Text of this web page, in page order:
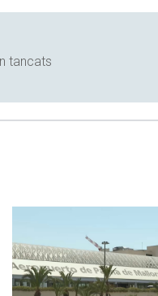
tancats